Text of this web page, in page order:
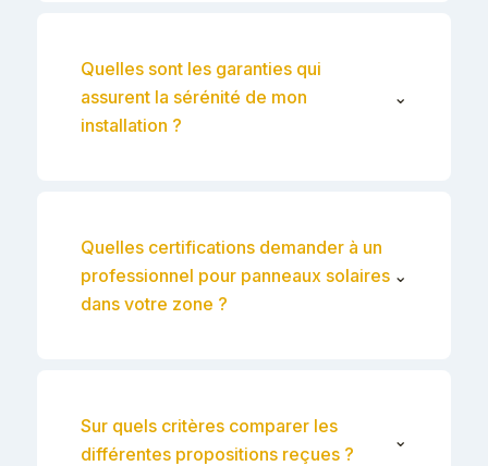
Quelles sont les garanties qui
assurent la sérénité de mon
installation ?
⌄
Quelles certifications demander à un
professionnel pour panneaux solaires
dans votre zone ?
⌄
Sur quels critères comparer les
différentes propositions reçues ?
⌄